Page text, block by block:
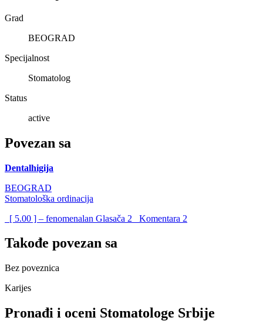
Grad
BEOGRAD
Specijalnost
Stomatolog
Status
active
Povezan sa
Dentalhigija
BEOGRAD
Stomatološka ordinacija
[ 5.00 ] – fenomenalan Glasača 2 Komentara 2
Takođe povezan sa
Bez poveznica
Karijes
Pronađi i oceni Stomatologe Srbije